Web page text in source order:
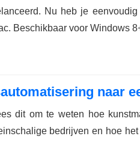
Nu heb je
Beschikbaar voor Windows
naar
dit om te weten hoe
bedrijven en hoe